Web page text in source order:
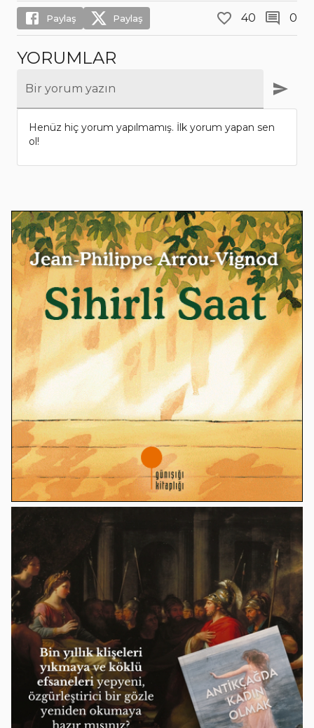
Paylaş Paylaş 40 0
YORUMLAR
Bir yorum yazın
Henüz hiç yorum yapılmamış. İlk yorum yapan sen
ol!